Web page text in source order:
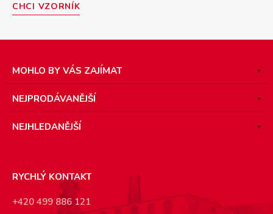
CHCI VZORNÍK
MOHLO BY VÁS ZAJÍMAT
NEJPRODÁVANĚJŠÍ
NEJHLEDANĚJŠÍ
RYCHLÝ KONTAKT
+420 499 886 121